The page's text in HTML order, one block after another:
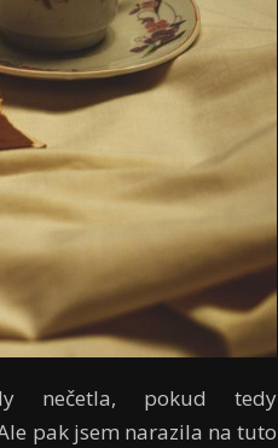
nečetla, pokud tedy
pak jsem narazila na tuto